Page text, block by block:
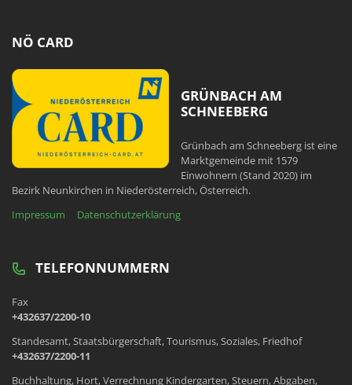
NÖ CARD
GRÜNBACH AM
SCHNEEBERG
Grünbach am Schneeberg ist eine
Marktgemeinde mit 1579
Einwohnern (Stand 2020) im
Bezirk Neunkirchen in Niederösterreich, Österreich.
Impressum
Datenschutzerklärung
TELEFONNUMMERN
Fax
+432637/2200-10
Standesamt, Staatsbürgerschaft, Tourismus, Soziales, Friedhof
+432637/2200-11
Buchhaltung, Hort, Verrechnung Kindergarten, Steuern, Abgaben,